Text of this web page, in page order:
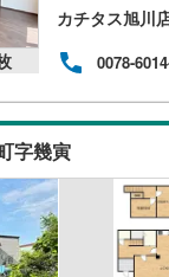
カチタス旭川
0078-
字幾寅